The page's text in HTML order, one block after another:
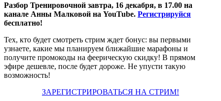
Разбор Тренировочной завтра, 16 декабря, в 17.00 на
канале Анны Малковой на YouTube. Регистрируйся
бесплатно!
Тех, кто будет смотреть стрим ждет бонус: вы первыми
узнаете, какие мы планируем ближайшие марафоны и
получите промокоды на феерическую скидку! В прямом
эфире дешевле, после будет дороже. Не упусти такую
возможность!
ЗАРЕГИСТРИРОВАТЬСЯ НА СТРИМ!